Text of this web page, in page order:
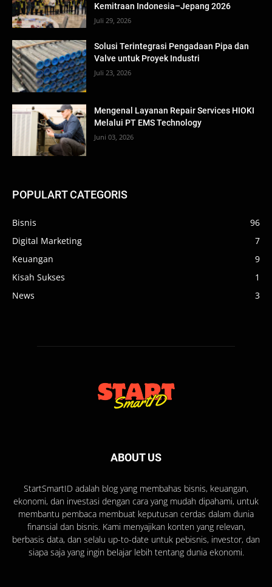
Kemitraan Indonesia–Jepang 2026
Juli 29, 2026
Solusi Terintegrasi Pengadaan Pipa dan
Valve untuk Proyek Industri
Juli 23, 2026
Mengenal Layanan Repair Services HIOKI
Melalui PT EMS Technology
Juni 03, 2026
POPULART CATEGORIS
Bisnis
96
Digital Marketing
7
Keuangan
9
Kisah Sukses
1
News
3
ABOUT US
StartSmartID adalah blog yang membahas bisnis, keuangan,
ekonomi, dan investasi dengan cara yang mudah dipahami, untuk
membantu pembaca membuat keputusan cerdas dalam dunia
finansial dan bisnis. Kami menyajikan konten yang relevan,
berbasis data, dan selalu up-to-date untuk pebisnis, investor, dan
siapa saja yang ingin belajar lebih tentang dunia ekonomi.